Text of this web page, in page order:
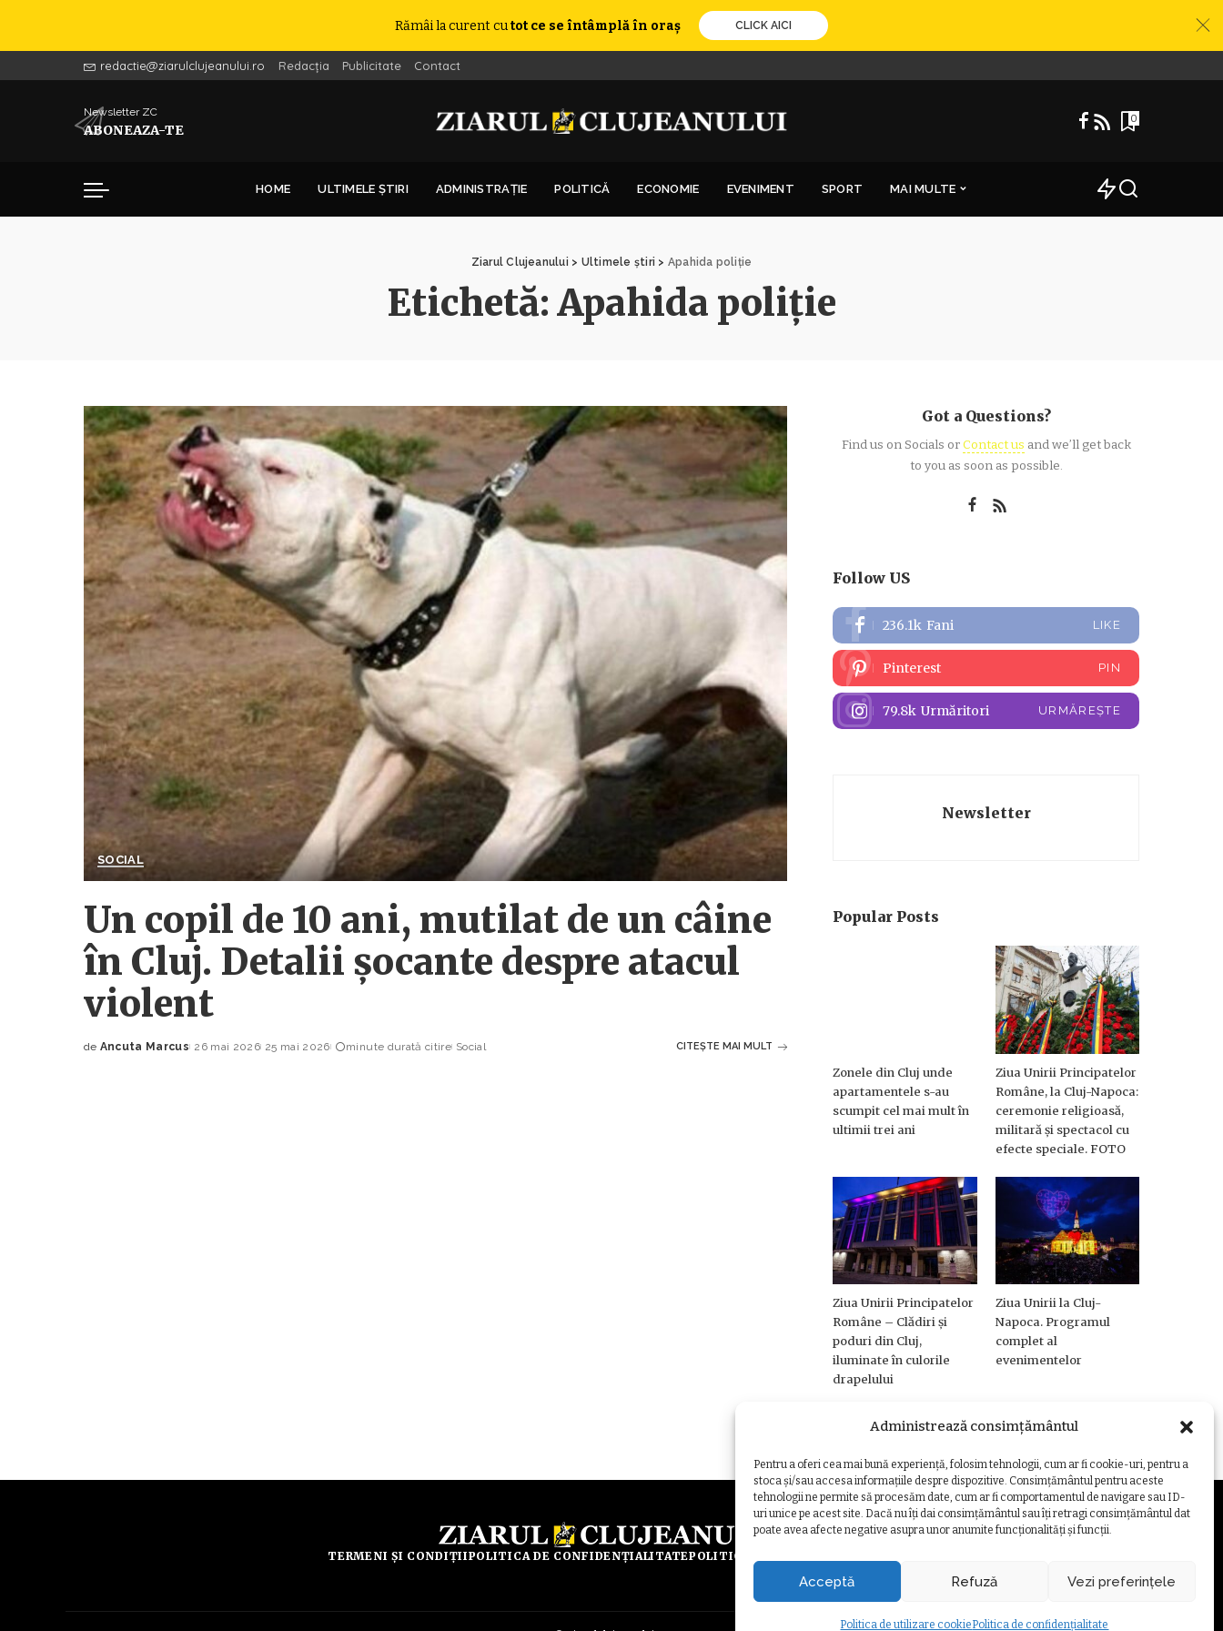
Administrează consimțământul
Pentru a oferi cea mai bună experiență, folosim tehnologii, cum ar fi cookie-uri, pentru a
stoca și/sau accesa informațiile despre dispozitive. Consimțământul pentru aceste
tehnologii ne permite să procesăm date, cum ar fi comportamentul de navigare sau ID-
uri unice pe acest site. Dacă nu îți dai consimțământul sau îți retragi consimțământul dat
poate avea afecte negative asupra unor anumite funcționalități și funcții.
Acceptă Refuză Vezi preferințele
Politica de utilizare cookiePolitica de confidențialitate
Rămâi la curent cutot ce se întâmplă în oraș CLICK AICI
redactie@ziarulclujeanului.ro Redacția Publicitate Contact
Newsletter ZC
ABONEAZA-TE
0
HOME ULTIMELE ȘTIRI ADMINISTRAȚIE POLITICĂ ECONOMIE EVENIMENT SPORT MAI MULTE
Ziarul Clujeanului > Ultimele știri > Apahida poliție
Etichetă:Apahida poliție
SOCIAL
Un copil de 10 ani, mutilat de un câine
în Cluj. Detalii șocante despre atacul
violent
de Ancuta Marcus 26 mai 2026 25 mai 2026 minute durată citire Social CITEȘTE MAI MULT
Got a Questions?
Find us on Socials orContact us and we’ll get back
to you as soon as possible.
Follow US
236.1k Fani LIKE
Pinterest PIN
79.8k Urmăritori URMĂREȘTE
Newsletter
Popular Posts
Zonele din Cluj unde
apartamentele s-au
scumpit cel mai mult în
ultimii trei ani
Ziua Unirii Principatelor
Române, la Cluj-Napoca:
ceremonie religioasă,
militară și spectacol cu
efecte speciale. FOTO
Ziua Unirii Principatelor
Române – Clădiri și
poduri din Cluj,
iluminate în culorile
drapelului
Ziua Unirii la Cluj-
Napoca. Programul
complet al
evenimentelor
TERMENI ȘI CONDIȚIIPOLITICA DE CONFIDENȚIALITATEPOLITICA DE UTILIZARE COOKIE